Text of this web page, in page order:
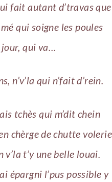
fait autant d’travas que
qui soigne les poules
qui va…
n’v’la qui n’fait d’rein.
tchès qui m’dit chein
chèrge de chutte volerie
v’la t’y une belle louai.
épargni l’pus possible y